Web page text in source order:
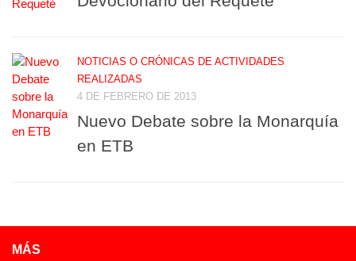
NOTICIAS O CRÓNICAS DE ACTIVIDADES
REALIZADAS
4 DE FEBRERO DE 2013
Nuevo Debate sobre la Monarquía
en ETB
MÁS